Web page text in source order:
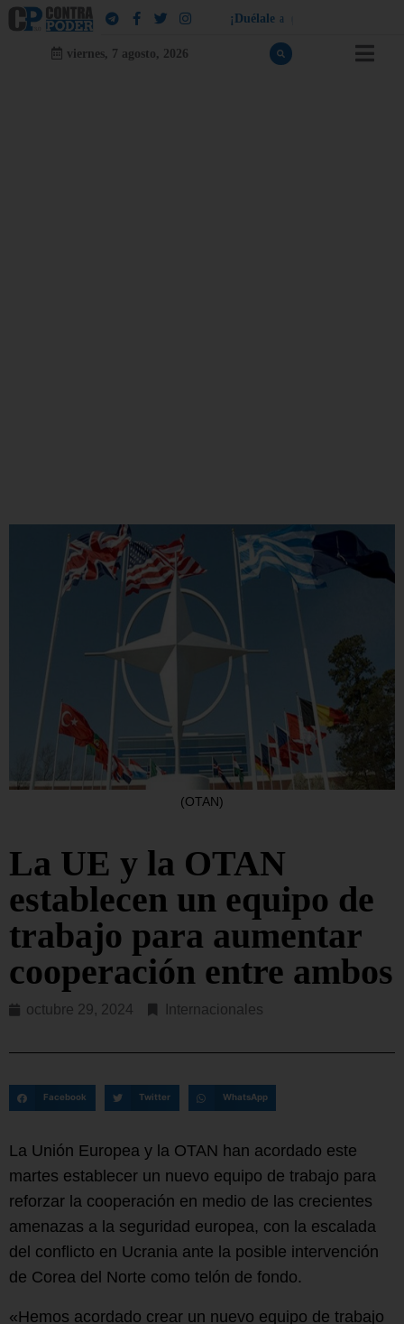
¡ Dué a e a
viernes, 7 agosto, 2026
(OTAN)
La UE y la OTAN
establecen un equipo de
trabajo para aumentar
cooperación entre ambos
octubre 29, 2024 Internacionales
Facebook Twitter WhatsApp
La Unión Europea y la OTAN han acordado este
martes establecer un nuevo equipo de trabajo para
reforzar la cooperación en medio de las crecientes
amenazas a la seguridad europea, con la escalada
del conflicto en Ucrania ante la posible intervención
de Corea del Norte como telón de fondo.
«Hemos acordado crear un nuevo equipo de trabajo